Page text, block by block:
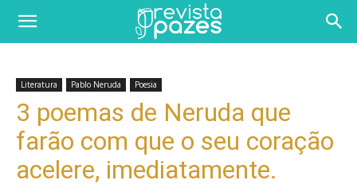
Literatura Pablo Neruda Poesia
3 poemas de Neruda que
farão com que o seu coração
acelere, imediatamente.